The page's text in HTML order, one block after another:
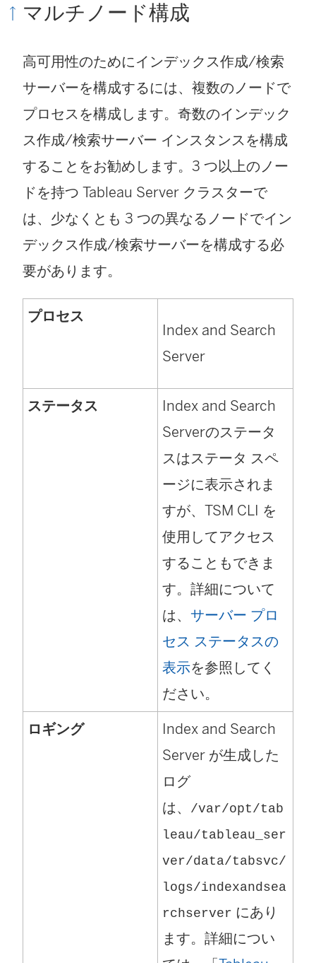
マルチノード構成
高可用性のためにインデックス作成/検索
サーバーを構成するには、複数のノードで
プロセスを構成します。奇数のインデック
ス作成/検索サーバー インスタンスを構成
することをお勧めします。3 つ以上のノー
ドを持つ Tableau Server クラスターで
は、少なくとも 3 つの異なるノードでイン
デックス作成/検索サーバーを構成する必
要があります。
プロセス
Index and Search
Server
ステータス
Index and Search
Serverのステータ
スはステータ スペ
ージに表示されま
すが、TSM CLI を
使用してアクセス
することもできま
す。詳細について
は、 サーバー プロ
セス ステータスの
表示を参照してく
ださい。
ロギング
Index and Search
Server が生成した
ログ
は、
/var/opt/tab
leau/tableau_ser
ver/data/tabsvc/
logs/indexandsea
rchserver にあり
ます。詳細につい